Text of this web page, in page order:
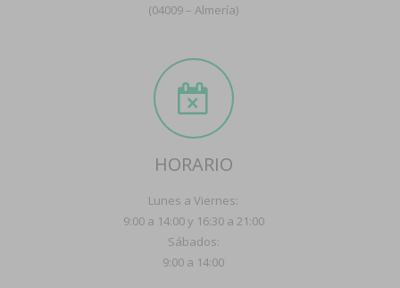
(04009 – Almería)
HORARIO
Lunes a Viernes:
9:00 a 14:00 y 16:30 a 21:00
Sábados:
9:00 a 14:00